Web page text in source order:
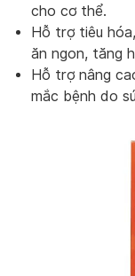
cho cơ thể.
Hỗ trợ tiêu
ăn ngon, tăng
Hỗ trợ nâng
mắc bệnh do